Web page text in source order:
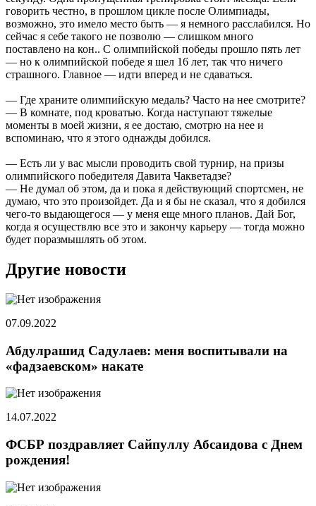
говорить честно, в прошлом цикле после Олимпиады,
возможно, это имело место быть — я немного расслабился. Но
сейчас я себе такого не позволю — слишком много
поставлено на кон.. С олимпийской победы прошло пять лет
— но к олимпийской победе я шел 16 лет, так что ничего
страшного. Главное — идти вперед и не сдаваться.
— Где храните олимпийскую медаль? Часто на нее смотрите?
— В комнате, под кроватью. Когда наступают тяжелые
моменты в моей жизни, я ее достаю, смотрю на нее и
вспоминаю, что я этого однажды добился.
— Есть ли у вас мысли проводить свой турнир, на призы
олимпийского победителя Давита Чакветадзе?
— Не думал об этом, да и пока я действующий спортсмен, не
думаю, что это произойдет. Да и я бы не сказал, что я добился
чего-то выдающегося — у меня еще много планов. Дай Бог,
когда я осуществлю все это и закончу карьеру — тогда можно
будет поразмышлять об этом.
Другие новости
07.09.2022
Абдулрашид Садулаев: меня воспитывали на
«фадзаевском» накате
14.07.2022
ФСБР поздравляет Сайпуллу Абсаидова с Днем
рождения!